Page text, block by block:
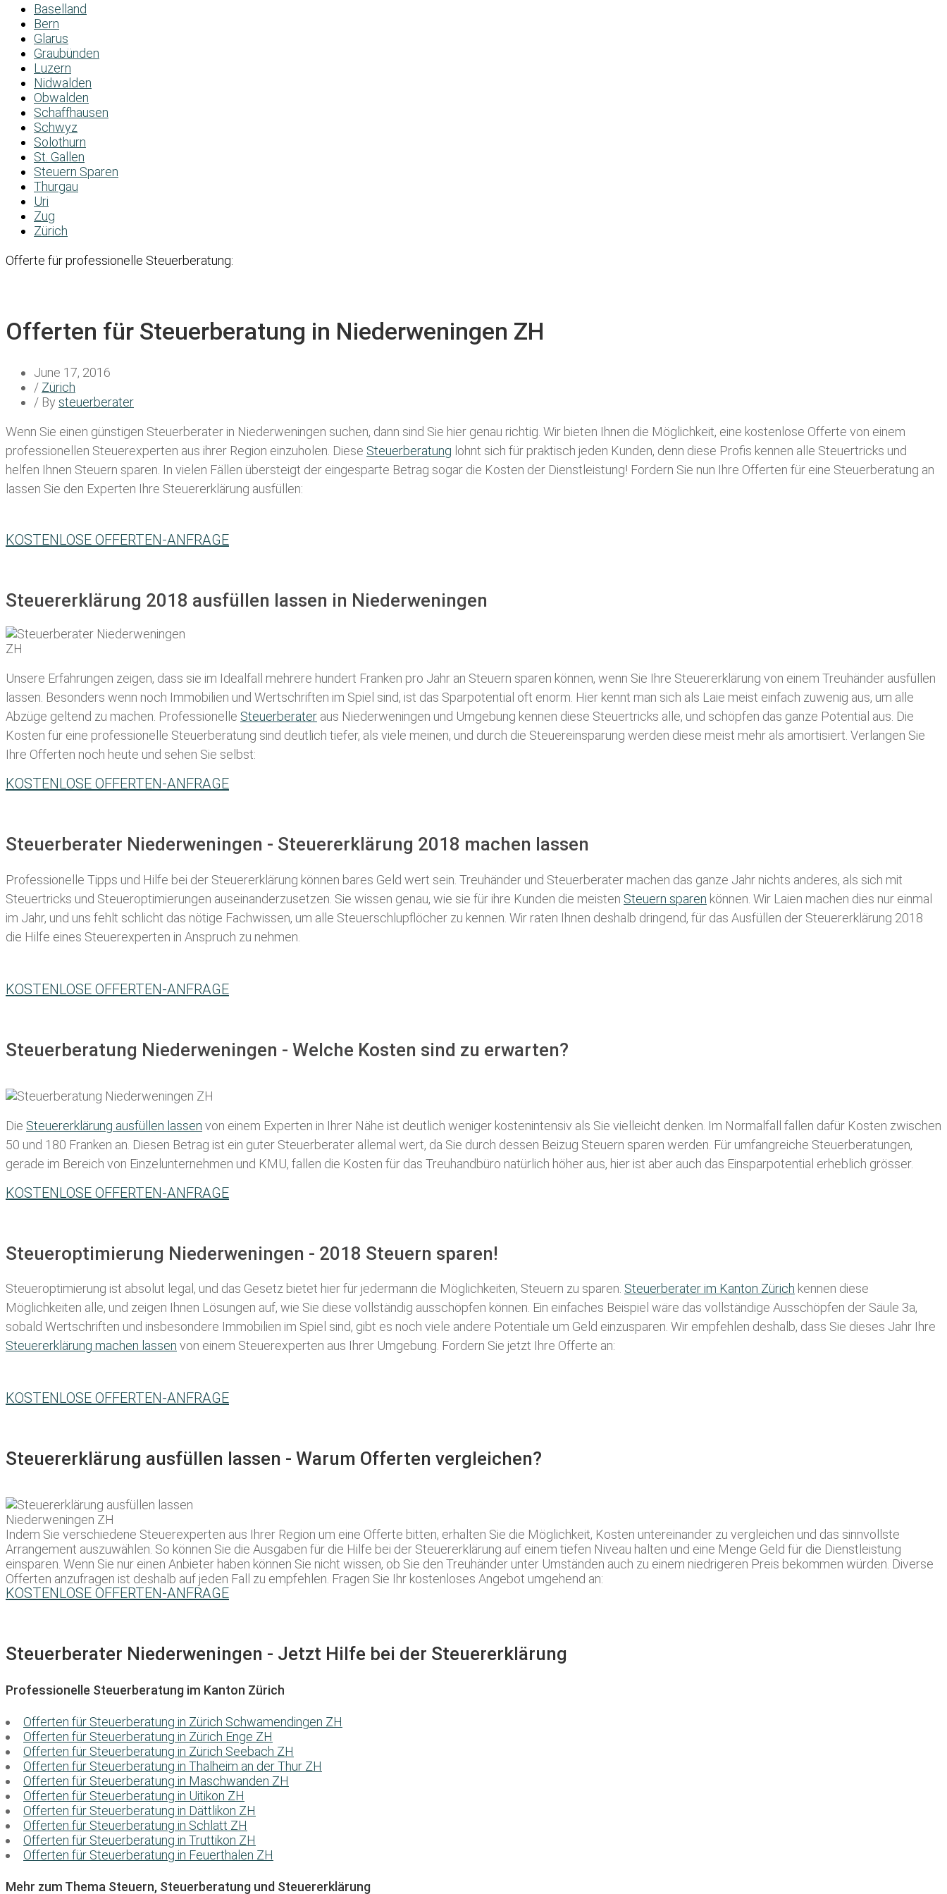
Baselland
Bern
Glarus
Graubünden
Luzern
Nidwalden
Obwalden
Schaffhausen
Schwyz
Solothurn
St. Gallen
Steuern Sparen
Thurgau
Uri
Zug
Zürich
Offerte für professionelle Steuerberatung:
Offerten für Steuerberatung in Niederweningen ZH
June 17, 2016
/ Zürich
/ By steuerberater
Wenn Sie einen günstigen Steuerberater in Niederweningen suchen, dann sind Sie hier genau richtig. Wir bieten Ihnen die Möglichkeit, eine kostenlose Offerte von einem
professionellen Steuerexperten aus ihrer Region einzuholen. Diese Steuerberatung lohnt sich für praktisch jeden Kunden, denn diese Profis kennen alle Steuertricks und
helfen Ihnen Steuern sparen. In vielen Fällen übersteigt der eingesparte Betrag sogar die Kosten der Dienstleistung! Fordern Sie nun Ihre Offerten für eine Steuerberatung an
lassen Sie den Experten Ihre Steuererklärung ausfüllen:
KOSTENLOSE OFFERTEN-ANFRAGE
Steuererklärung 2018 ausfüllen lassen in Niederweningen
Unsere Erfahrungen zeigen, dass sie im Idealfall mehrere hundert Franken pro Jahr an Steuern sparen können, wenn Sie Ihre Steuererklärung von einem Treuhänder ausfüllen
lassen . Besonders wenn noch Immobilien und Wertschriften im Spiel sind, ist das Sparpotential oft enorm. Hier kennt man sich als Laie meist einfach zuwenig aus, um alle
Abzüge geltend zu machen. Professionelle Steuerberater aus Niederweningen und Umgebung kennen diese Steuertricks alle, und schöpfen das ganze Potential aus. Die
Kosten für eine professionelle Steuerberatung sind deutlich tiefer, als viele meinen, und durch die Steuereinsparung werden diese meist mehr als amortisiert. Verlangen Sie
Ihre Offerten noch heute und sehen Sie selbst:
KOSTENLOSE OFFERTEN-ANFRAGE
Steuerberater Niederweningen - Steuererklärung 2018 machen lassen
Professionelle Tipps und Hilfe bei der Steuererklärung können bares Geld wert sein. Treuhänder und Steuerberater machen das ganze Jahr nichts anderes, als sich mit
Steuertricks und Steueroptimierungen auseinanderzusetzen. Sie wissen genau, wie sie für ihre Kunden die meisten Steuern sparen können. Wir Laien machen dies nur einmal
im Jahr, und uns fehlt schlicht das nötige Fachwissen, um alle Steuerschlupflöcher zu kennen. Wir raten Ihnen deshalb dringend, für das Ausfüllen der Steuererklärung 2018
die Hilfe eines Steuerexperten in Anspruch zu nehmen.
KOSTENLOSE OFFERTEN-ANFRAGE
Steuerberatung Niederweningen - Welche Kosten sind zu erwarten?
Die Steuererklärung ausfüllen lassen von einem Experten in Ihrer Nähe ist deutlich weniger kostenintensiv als Sie vielleicht denken. Im Normalfall fallen dafür Kosten zwischen
50 und 180 Franken an. Diesen Betrag ist ein guter Steuerberater allemal wert, da Sie durch dessen Beizug Steuern sparen werden. Für umfangreiche Steuerberatungen,
gerade im Bereich von Einzelunternehmen und KMU, fallen die Kosten für das Treuhandbüro natürlich höher aus, hier ist aber auch das Einsparpotential erheblich grösser.
KOSTENLOSE OFFERTEN-ANFRAGE
Steueroptimierung Niederweningen - 2018 Steuern sparen!
Steueroptimierung ist absolut legal, und das Gesetz bietet hier für jedermann die Möglichkeiten, Steuern zu sparen. Steuerberater im K anton Zürich kennen diese
Möglichkeiten alle, und zeigen Ihnen Lösungen auf, wie Sie diese vollständig ausschöpfen können. Ein einfaches Beispiel wäre das vollständige Ausschöpfen der Säule 3a,
sobald Wertschriften und insbesondere Immobilien im Spiel sind, gibt es noch viele andere Potentiale um Geld einzusparen. Wir empfehlen deshalb, dass Sie dieses Jahr Ihre
Steuererklärung machen lassen von einem Steuerexperten aus Ihrer Umgebung. Fordern Sie jetzt Ihre Offerte an:
KOSTENLOSE OFFERTEN-ANFRAGE
Steuererklärung ausfüllen lassen - Warum Offerten vergleichen?
Indem Sie verschiedene Steuerexperten aus Ihrer Region um eine Offerte bitten, erhalten Sie die Möglichkeit, Kosten untereinander zu vergleichen und das sinnvollste
Arrangement auszuwählen. So können Sie die Ausgaben für die Hilfe bei der Steuererklärung auf einem tiefen Niveau halten und eine Menge Geld für die Dienstleistung
einsparen. Wenn Sie nur einen Anbieter haben können Sie nicht wissen, ob Sie den Treuhänder unter Umständen auch zu einem niedrigeren Preis bekommen würden. Diverse
Offerten anzufragen ist deshalb auf jeden Fall zu empfehlen. Fragen Sie Ihr kostenloses Angebot umgehend an:
KOSTENLOSE OFFERTEN-ANFRAGE
Steuerberater Niederweningen - Jetzt Hilfe bei der Steuererklärung
Professionelle Steuerberatung im Kanton Zürich
Offerten für Steuerberatung in Zürich Schwamendingen ZH
Offerten für Steuerberatung in Zürich Enge ZH
Offerten für Steuerberatung in Zürich Seebach ZH
Offerten für Steuerberatung in Thalheim an der Thur ZH
Offerten für Steuerberatung in Maschwanden ZH
Offerten für Steuerberatung in Uitikon ZH
Offerten für Steuerberatung in Dättlikon ZH
Offerten für Steuerberatung in Schlatt ZH
Offerten für Steuerberatung in Truttikon ZH
Offerten für Steuerberatung in Feuerthalen ZH
Mehr zum Thema Steuern, Steuerberatung und Steuererklärung